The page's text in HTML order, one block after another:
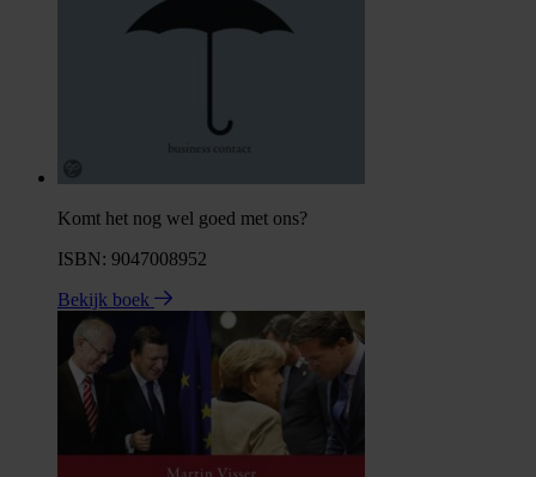
Komt het nog wel goed met ons?
ISBN: 9047008952
Bekijk boek